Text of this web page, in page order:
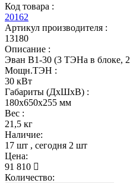
Код товара :
20162
Артикул производителя :
13180
Описание :
Эван В1-30 (3 ТЭНа в блоке,
Мощн.ТЭН :
30 кВт
Габариты (ДхШхВ) :
180x650x255 мм
Вес :
21,5 кг
Наличие:
17 шт , сегодня 2 шт
Цена:
91 810
Количество: